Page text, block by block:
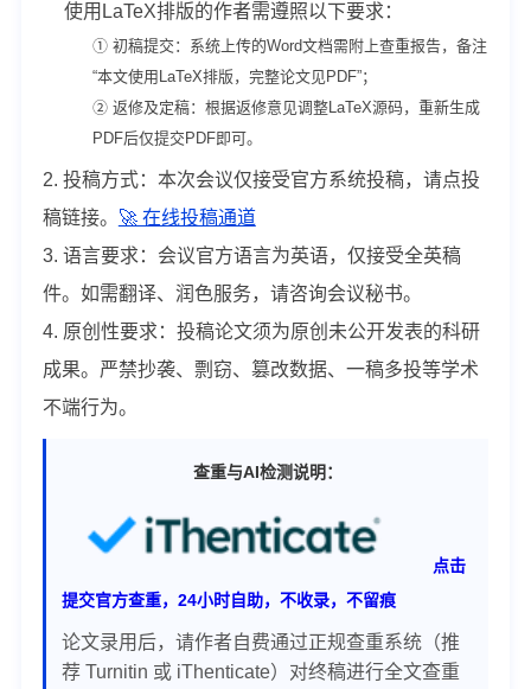
使用LaTeX排版的作者需遵照以下要求：
① 初稿提交：系统上传的Word文档需附上查重报告，备注
“本文使用LaTeX排版，完整论文见PDF”；
② 返修及定稿：根据返修意见调整LaTeX源码，重新生成
PDF后仅提交PDF即可。
2. 投稿方式：本次会议仅接受官方系统投稿，请点投
稿链接。 🚀 在线投稿通道
3. 语言要求：会议官方语言为英语，仅接受全英稿
件。如需翻译、润色服务，请咨询会议秘书。
4. 原创性要求：投稿论文须为原创未公开发表的科研
成果。严禁抄袭、剽窃、篡改数据、一稿多投等学术
不端行为。
查重与AI检测说明：
点击
提交官方查重，24小时自助，不收录，不留痕
论文录用后，请作者自费通过正规查重系统（推
荐 Turnitin 或 iThenticate）对终稿进行全文查重